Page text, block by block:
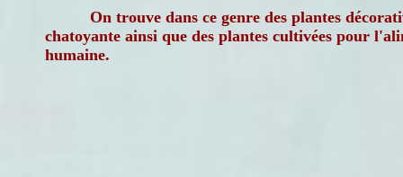
On trouve dans ce genre des plantes
chatoyante ainsi que des plantes cultivées pour
humaine.